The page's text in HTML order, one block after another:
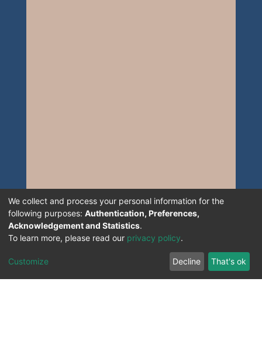
We collect and process your personal information for the
following purposes: Authentication, Preferences,
Acknowledgement and Statistics.
To learn more, please read our privacy policy.
Customize Decline That's ok